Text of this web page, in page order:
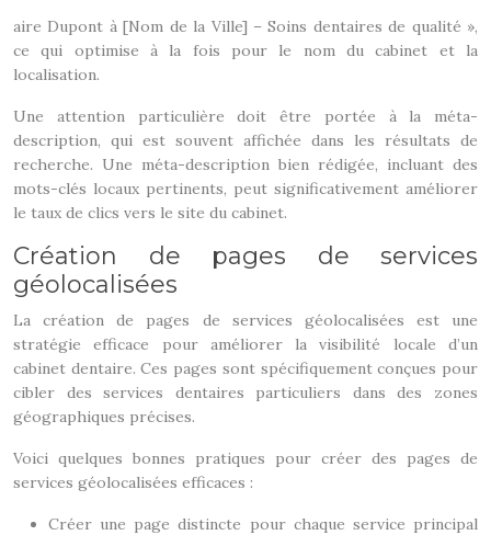
aire Dupont à [Nom de la Ville] – Soins dentaires de qualité »,
ce qui optimise à la fois pour le nom du cabinet et la
localisation.
Une attention particulière doit être portée à la méta-
description, qui est souvent affichée dans les résultats de
recherche. Une méta-description bien rédigée, incluant des
mots-clés locaux pertinents, peut significativement améliorer
le taux de clics vers le site du cabinet.
Création de pages de services
géolocalisées
La création de pages de services géolocalisées est une
stratégie efficace pour améliorer la visibilité locale d’un
cabinet dentaire. Ces pages sont spécifiquement conçues pour
cibler des services dentaires particuliers dans des zones
géographiques précises.
Voici quelques bonnes pratiques pour créer des pages de
services géolocalisées efficaces :
Créer une page distincte pour chaque service principal